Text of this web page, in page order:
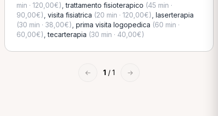
min · 120,00€) ,trattamento fisioterapico (45 min ·
90,00€) visita fisiatrica (20 min · 120,00€) laserterapia
(30 min · 38,00€) prima visita logopedica (60 min ·
60,00€) ,tecarterapia (30 min · 40,00€)
← 1 / 1 →